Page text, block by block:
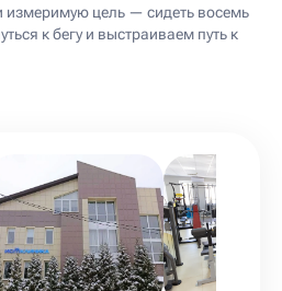
цель — сидеть восемь
к бегу и выстраиваем путь к